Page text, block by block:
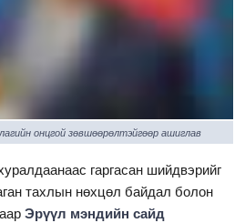
онцгой зөвшөөрөлтэйгөөр ашиглав
гаргасан шийдвэрийг
тахлын нөхцөл байдал болон
Эрүүл мэндийн сайд